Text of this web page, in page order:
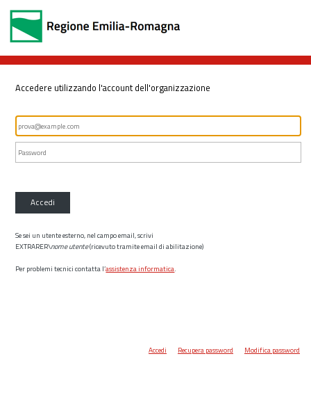
Accedere utilizzando l'account dell'organizzazione
Accedi
Se sei un utente esterno, nel campo email, scrivi
EXTRARER\nome utente(ricevuto tramite email di abilitazione)
Per problemi tecnici contatta l’assistenza informatica.
Accedi Recupera password Modifica password